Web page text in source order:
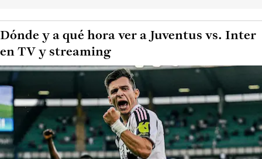
Dónde y a qué hora ver a Juventus vs. Inter
en TV y streaming